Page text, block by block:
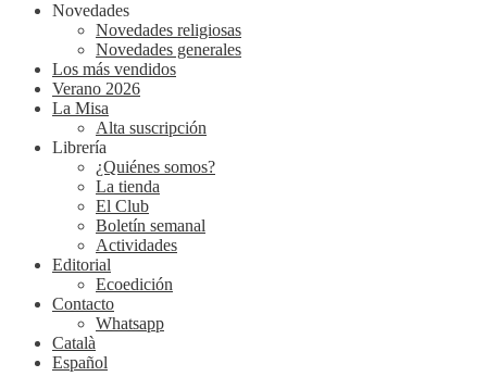
Novedades
Novedades religiosas
Novedades generales
Los más vendidos
Verano 2026
La Misa
Alta suscripción
Librería
¿Quiénes somos?
La tienda
El Club
Boletín semanal
Actividades
Editorial
Ecoedición
Contacto
Whatsapp
Català
Español